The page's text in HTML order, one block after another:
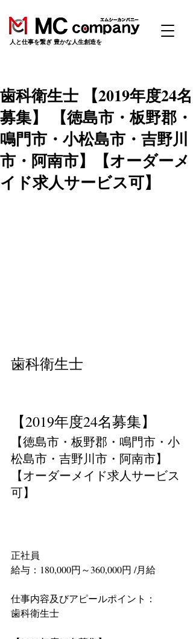
​人と仕事を繋ぎ 豊かな人生創造を
歯科衛生士 【2019年度24名
募集】 【徳島市・板野郡・
鳴門市・小松島市・吉野川
市・阿南市】【オーダーメ
イド求人サービス可】
歯科衛生士
【2019年度24名募集】
【徳島市・板野郡・鳴門市・小
松島市・吉野川市・阿南市】
【オーダーメイド求人サービス
可】
正社員
給与：180,000円～360,000円 /月給
仕事内容及びアピールポイント：
歯科衛生士